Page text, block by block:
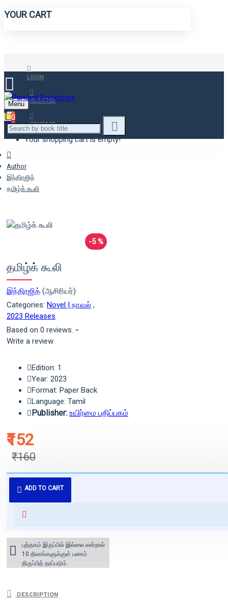
YOUR CART
LOGIN
REGISTER
CONTACT
Menu
0
Your shopping cart is empty!
Author
இந்திரஜித்
தமிழ்க் கூலி
-5 %
தமிழ்க் கூலி
இந்திரஜித் (ஆசிரியர்)
Categories: Novel | நாவல் ,
2023 Releases
Based on 0 reviews. -
Write a review
₹152
₹160
Edition: 1
Year: 2023
Format: Paper Back
Language: Tamil
Publisher: உயிர்மை பதிப்பகம்
ADD TO CART
புத்தகம் 3 - 7 நாட்களில் அனுப்பி
வைக்கப்படும்.
for orders above ₹1000 within
புத்தகம் இருப்பில் இல்லை என்றால்
10 தினங்களுக்குள் பணம்
திருப்பித் தரப்படும்.
DESCRIPTION